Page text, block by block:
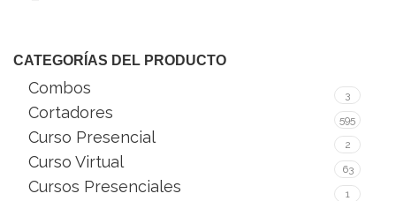
CATEGORÍAS DEL PRODUCTO
Combos 3
Cortadores 595
Curso Presencial 2
Curso Virtual 63
Cursos Presenciales 1